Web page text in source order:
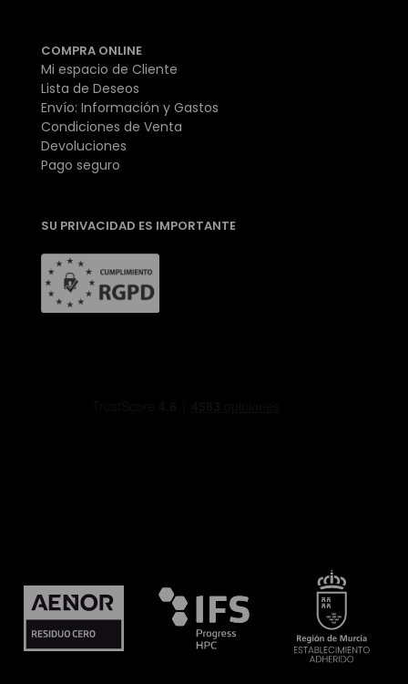
COMPRA ONLINE
Mi espacio de Cliente
Lista de Deseos
Envío: Información y Gastos
Condiciones de Venta
Devoluciones
Pago seguro
SU PRIVACIDAD ES IMPORTANTE